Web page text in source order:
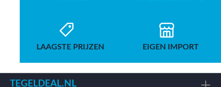
LAAGSTE PRIJZEN EIGEN IMPORT
TEGELDEAL.NL